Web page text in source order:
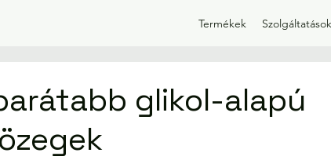
Termékek Szolgáltatások
glikol-alapú